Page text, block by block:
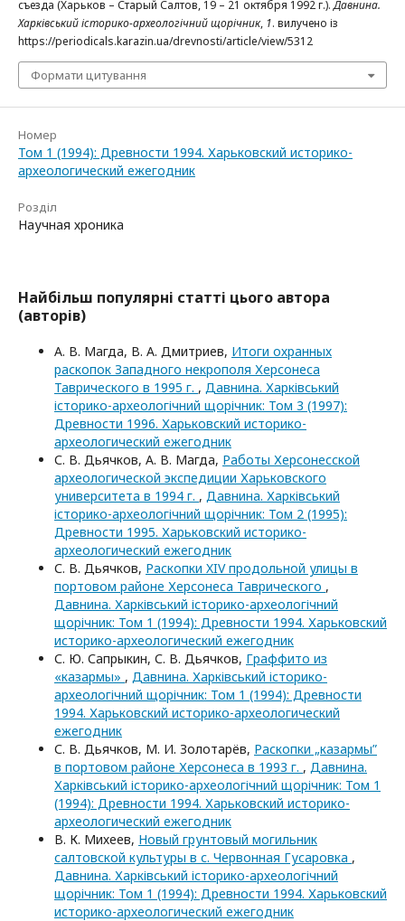
съезда (Харьков – Старый Салтов, 19 – 21 октября 1992 г.).Давнина.
Харківський історико-археологічний щорічник, 1. вилучено із
https://periodicals.karazin.ua/drevnosti/article/view/5312
Формати цитування
Номер
Том 1 (1994): Древности 1994. Харьковский историко-
археологический ежегодник
Розділ
Научная хроника
Найбільш популярні статті цього автора
(авторів)
А. В. Магда, В. А. Дмитриев, Итоги охранных
раскопок Западного некрополя Херсонеса
Таврического в 1995 г. , Давнина. Харківський
історико-археологічний щорічник: Том 3 (1997):
Древности 1996. Харьковский историко-
археологический ежегодник
С. В. Дьячков, А. В. Магда, Работы Херсонесской
археологической экспедиции Харьковского
университета в 1994 г. , Давнина. Харківський
історико-археологічний щорічник: Том 2 (1995):
Древности 1995. Харьковский историко-
археологический ежегодник
С. В. Дьячков, Раскопки XIV продольной улицы в
портовом районе Херсонеса Таврического ,
Давнина. Харківський історико-археологічний
щорічник: Том 1 (1994): Древности 1994. Харьковский
историко-археологический ежегодник
С. Ю. Сапрыкин, С. В. Дьячков, Граффито из
«казармы» , Давнина. Харківський історико-
археологічний щорічник: Том 1 (1994): Древности
1994. Харьковский историко-археологический
ежегодник
С. В. Дьячков, М. И. Золотарёв, Раскопки „казармы”
в портовом районе Херсонеса в 1993 г. , Давнина.
Харківський історико-археологічний щорічник: Том 1
(1994): Древности 1994. Харьковский историко-
археологический ежегодник
В. К. Михеев, Новый грунтовый могильник
салтовской культуры в с. Червонная Гусаровка ,
Давнина. Харківський історико-археологічний
щорічник: Том 1 (1994): Древности 1994. Харьковский
историко-археологический ежегодник